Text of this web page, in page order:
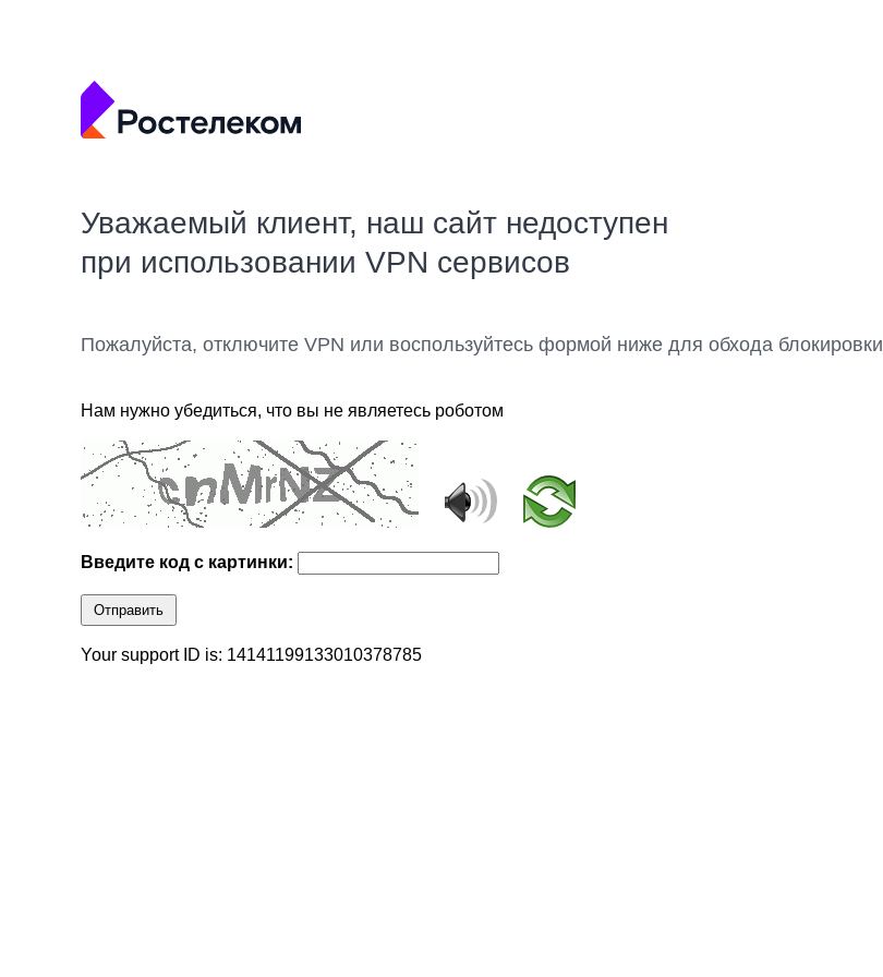
Уважаемый клиент, наш сайт недоступен
при использовании VPN сервисов
Пожалуйста, отключите VPN или воспользуйтесь формой ниже для обхода блокировки
Нам нужно убедиться, что вы не являетесь роботом
Введите код с картинки:
Отправить
Your support ID is: 14141199133010378785